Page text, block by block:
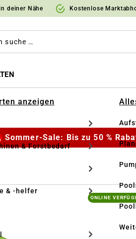
deiner Nähe Kostenlose
anzeigen
& Forstbedarf
& -helfer
Sommer-Sale: Bis zu 50 %
ONLINE